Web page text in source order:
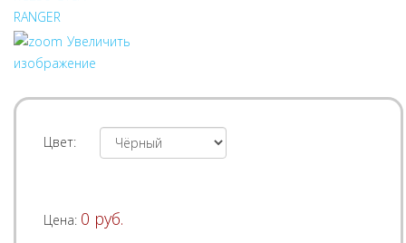
Увеличить
изображение
Цвет:
Цена: 0 руб.